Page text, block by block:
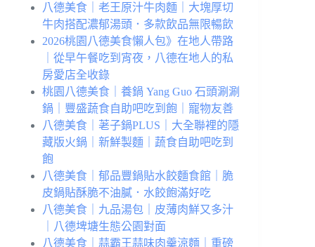
八德美食｜老王原汁牛肉麵｜大塊厚切
牛肉搭配濃郁湯頭．多款飲品無限暢飲
2026桃園八德美食懶人包》在地人帶路
｜從早午餐吃到宵夜，八德在地人的私
房愛店全收錄
桃園八德美食｜養鍋 Yang Guo 石頭涮涮
鍋｜豐盛蔬食自助吧吃到飽｜寵物友善
八德美食｜荖子鍋PLUS｜大全聯裡的隱
藏版火鍋｜新鮮製麵｜蔬食自助吧吃到
飽
八德美食｜郁品豐鍋貼水餃麵食館｜脆
皮鍋貼酥脆不油膩．水餃飽滿好吃
八德美食｜九品湯包｜皮薄肉鮮又多汁
｜八德埤塘生態公園對面
八德美食｜蒜霸王蒜味肉羹涼麵｜重磅